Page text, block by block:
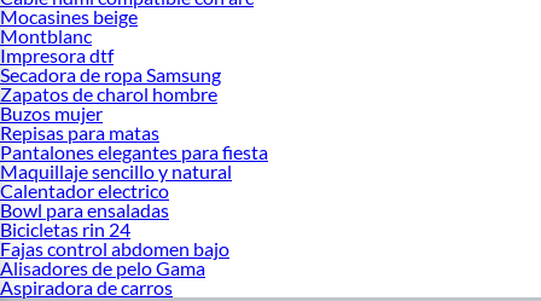
Mocasines beige
Montblanc
Impresora dtf
Secadora de ropa Samsung
Zapatos de charol hombre
Buzos mujer
Repisas para matas
Pantalones elegantes para fiesta
Maquillaje sencillo y natural
Calentador electrico
Bowl para ensaladas
Bicicletas rin 24
Fajas control abdomen bajo
Alisadores de pelo Gama
Aspiradora de carros